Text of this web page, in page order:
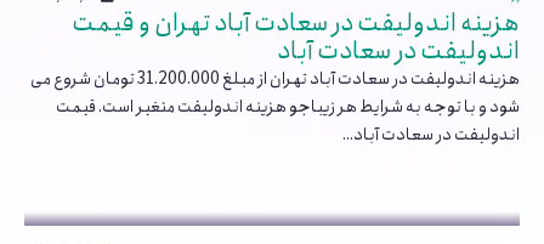
هزینه اندولیفت در سعادت آباد تهران و قیمت
اندولیفت در سعادت آباد
هزینه اندولیفت در سعادت آباد تهران از مبلغ 31.200.000 تومان شروع می
شود و با توجه به شرایط هر زیباجو هزینه اندولیفت متغیر است. قیمت
اندولیفت در سعادت آباد...